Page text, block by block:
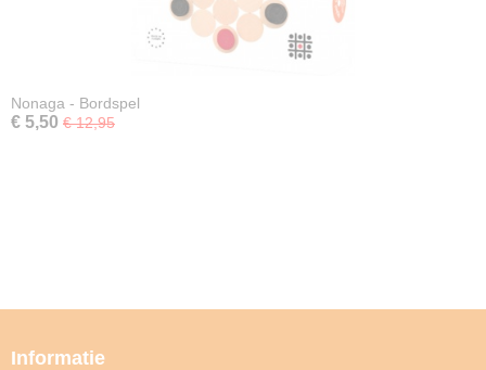
Nonaga - Bordspel
€ 5,50 € 12,95
Informatie